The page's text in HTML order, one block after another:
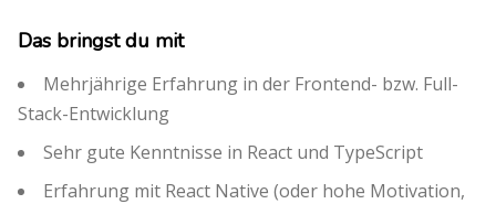
Das bringst du mit
Mehrjährige Erfahrung in der Frontend- bzw. Full-
Stack-Entwicklung
Sehr gute Kenntnisse in React und TypeScript
Erfahrung mit React Native (oder hohe Motivation,